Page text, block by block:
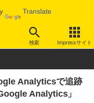
Translate
検索 Impressサイト
/クリエイター
Analyticsで追跡
Analytics」